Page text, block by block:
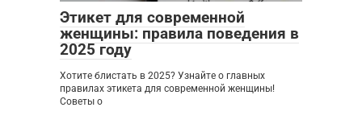
Этикет для современной
женщины: правила поведения в
2025 году
Хотите блистать в 2025? Узнайте о главных
правилах этикета для современной женщины!
Советы о